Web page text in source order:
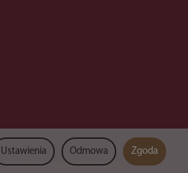
Sklep internetowy SOTESHOP AI
Ustawienia Odmowa Zgoda